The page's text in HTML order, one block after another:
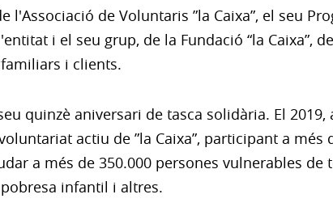
l'Associació de Voluntaris ”la Caixa”, el seu
i el seu grup, de la Fundació “la Caixa”,
i clients.
quinzè aniversari de tasca solidària. El
actiu de ”la Caixa”, participant a més
a més de 350.000 persones vulnerables de
infantil i altres.